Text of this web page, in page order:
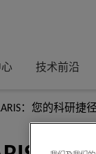
技术前沿
：您的科研捷径